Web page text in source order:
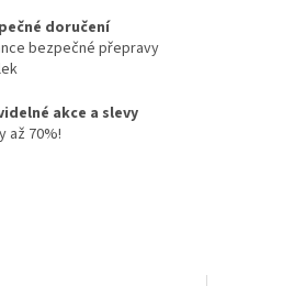
doručení
bezpečné přepravy
akce a slevy
až 70%!